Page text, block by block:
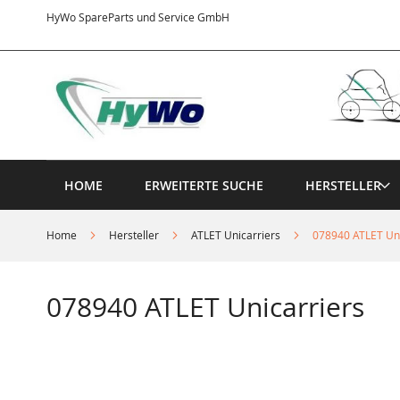
HyWo SpareParts und Service GmbH
Inhalt
HOME ERWEITERTE SUCHE HERSTELLER
Home Hersteller ATLET Unicarriers 078940 ATLET
078940 ATLET Unicarriers